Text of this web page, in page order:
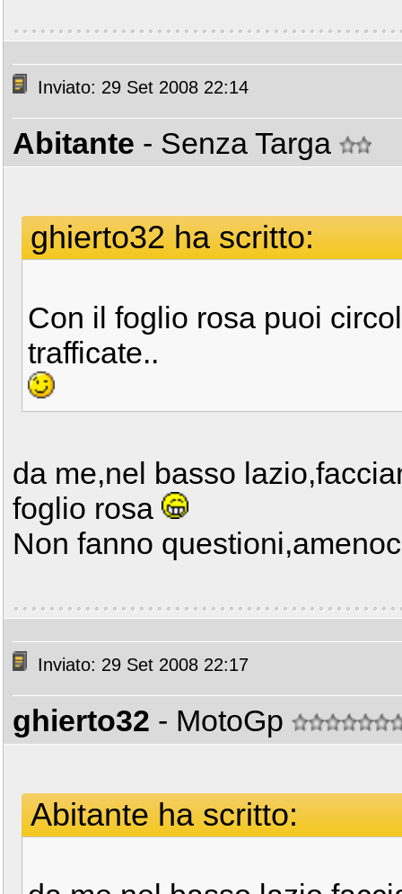
Inviato: 29 Set 2008 22:14
Abitante - Senza Targa
ghierto32 ha scritto:
Con il foglio rosa puoi
trafficate..
da me,nel basso
foglio rosa
Non fanno
Inviato: 29 Set 2008 22:17
ghierto32 - MotoGp
Abitante ha scritto: